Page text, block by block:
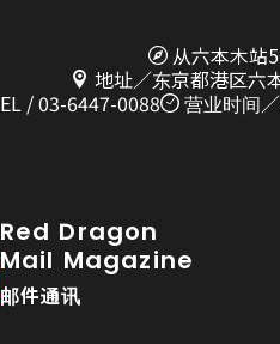
从六本木站
地址／东京都港区六
/ 03-6447-0088
营业时间
Red Dragon
Mail Magazine
邮件通讯